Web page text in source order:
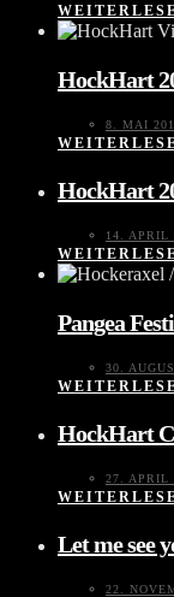
HockHart
8. MAI
HockHart
14. APRIL
Pangea
30.
HockHart
27. APRIL
Let me see
22.